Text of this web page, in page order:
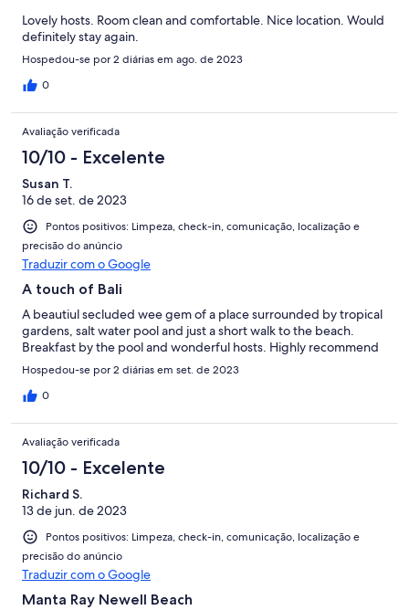
Lovely hosts. Room clean and comfortable. Nice location. Would
definitely stay again.
Hospedou-se por 2 diárias em ago. de 2023
0
Avaliação verificada
10/10 - Excelente
Susan T.
16 de set. de 2023
Pontos positivos: Limpeza, check-in, comunicação, localização e
precisão do anúncio
Traduzir com o Google
A touch of Bali
A beautiul secluded wee gem of a place surrounded by tropical
gardens, salt water pool and just a short walk to the beach.
Breakfast by the pool and wonderful hosts. Highly recommend
Hospedou-se por 2 diárias em set. de 2023
0
Avaliação verificada
10/10 - Excelente
Richard S.
13 de jun. de 2023
Pontos positivos: Limpeza, check-in, comunicação, localização e
precisão do anúncio
Traduzir com o Google
Manta Ray Newell Beach